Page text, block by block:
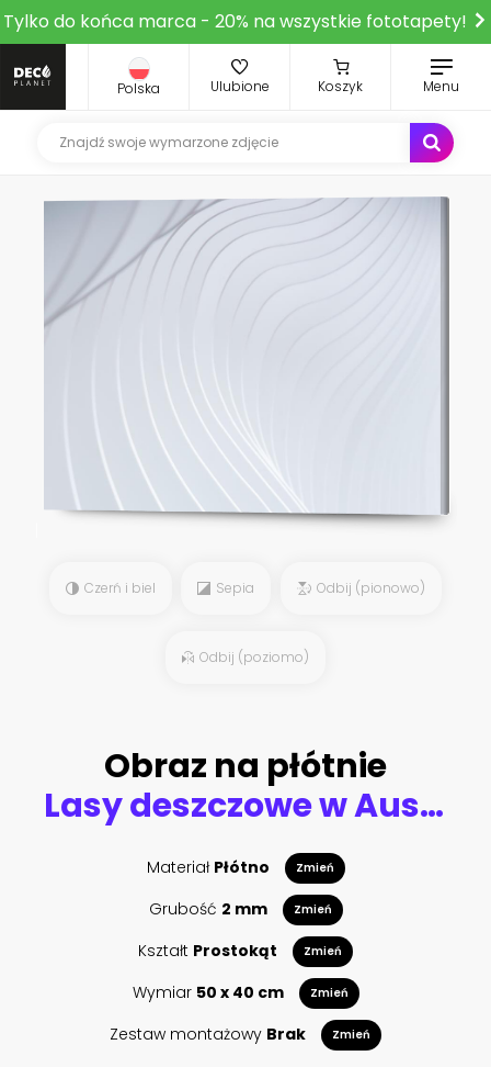
Tylko do końca marca - 20% na wszystkie fototapety!
Polska Ulubione Koszyk Menu
Czerń i biel Sepia Odbij (pionowo)
Odbij (poziomo)
Obraz na płótnie
Lasy deszczowe w Australii
Materiał Płótno Zmień
Grubość 2 mm Zmień
Kształt Prostokąt Zmień
Wymiar 50 x 40 cm Zmień
Zestaw montażowy Brak Zmień